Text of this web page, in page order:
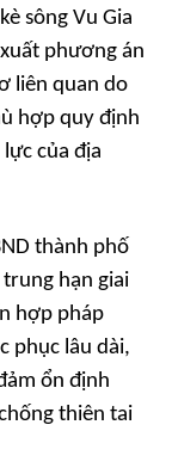
sông Vu Gia
phương án
liên quan do
hợp quy định
của địa
thành phố
hạn giai
hợp pháp
phục lâu dài,
ổn định
thiên tai